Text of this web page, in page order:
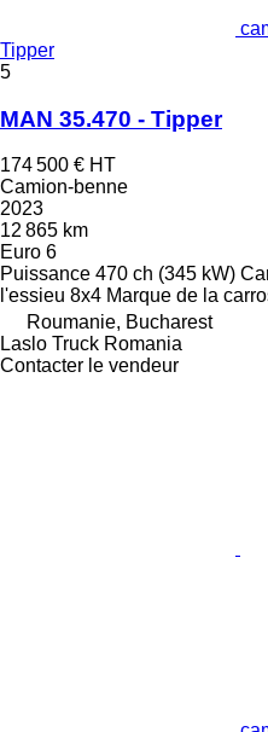
Tipper
5
MAN 35.470 - Tipper
174 500 € HT
Camion-benne
2023
12 865 km
Euro 6
Puissance 470 ch (345 kW)
l'essieu 8x4 Marque de la
Roumanie, Bucharest
Laslo Truck Romania
Contacter le vendeur